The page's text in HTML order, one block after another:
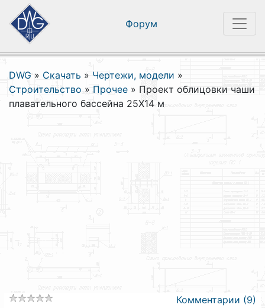
Форум
DWG » Скачать » Чертежи, модели »
Строительство » Прочее » Проект облицовки чаши
плавательного бассейна 25X14 м
Комментарии (9)